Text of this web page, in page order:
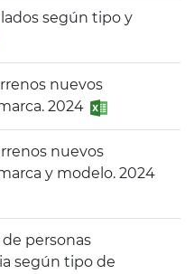
según tipo y
nuevos
2024
nuevos
y modelo. 2024
de personas
según tipo de